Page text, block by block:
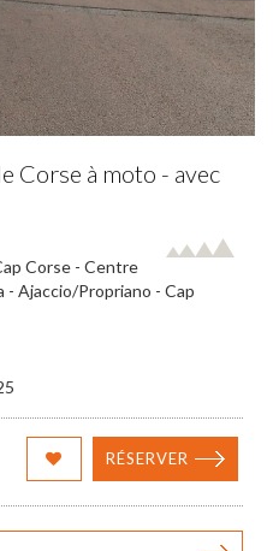
Corse à moto - avec
Corse - Centre
- Ajaccio/Propriano - Cap
RÉSERVER